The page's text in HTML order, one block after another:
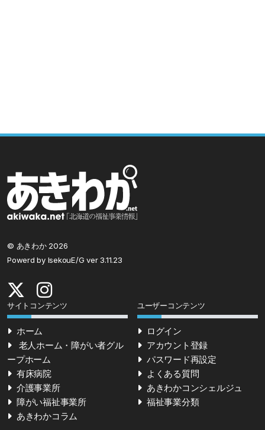
© あきわか 2026
Powerd by IsekouE/G ver 3.11.23
サイトコンテンツ
ホーム
老人ホーム・障がい者グル
ープホーム
有床病院
介護事業所
障がい福祉事業所
あきわかコラム
ユーザーコンテンツ
ログイン
アカウント登録
パスワード再設定
よくある質問
あきわかコンシェルジュ
福祉事業分類